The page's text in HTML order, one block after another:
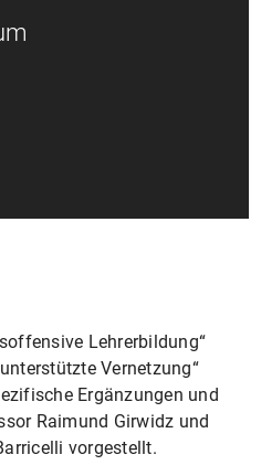
Lehrerbildung“
Vernetzung“
Ergänzungen und
Raimund Girwidz und
vorgestellt.